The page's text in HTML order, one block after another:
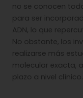
no se conocen
para ser
ADN, lo que
No obstante, los
realizarse más
molecular exacta,
plazo a nivel clínico.